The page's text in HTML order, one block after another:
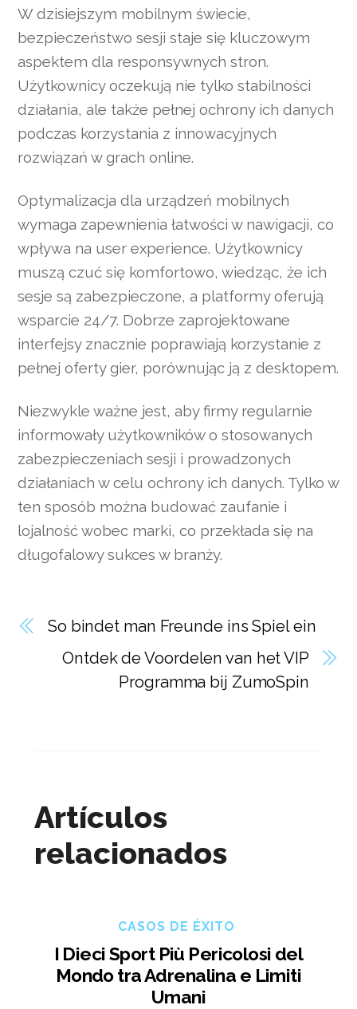
W dzisiejszym mobilnym świecie,
bezpieczeństwo sesji staje się kluczowym
aspektem dla responsywnych stron.
Użytkownicy oczekują nie tylko stabilności
działania, ale także pełnej ochrony ich danych
podczas korzystania z innowacyjnych
rozwiązań w grach online.
Optymalizacja dla urządzeń mobilnych
wymaga zapewnienia łatwości w nawigacji, co
wpływa na user experience. Użytkownicy
muszą czuć się komfortowo, wiedząc, że ich
sesje są zabezpieczone, a platformy oferują
wsparcie 24/7. Dobrze zaprojektowane
interfejsy znacznie poprawiają korzystanie z
pełnej oferty gier, porównując ją z desktopem.
Niezwykle ważne jest, aby firmy regularnie
informowały użytkowników o stosowanych
zabezpieczeniach sesji i prowadzonych
działaniach w celu ochrony ich danych. Tylko w
ten sposób można budować zaufanie i
lojalność wobec marki, co przekłada się na
długofalowy sukces w branży.
So bindet man Freunde ins Spiel ein
Ontdek de Voordelen van het VIP
Programma bij ZumoSpin
Artículos
relacionados
CASOS DE ÉXITO
I Dieci Sport Più Pericolosi del
Mondo tra Adrenalina e Limiti
Umani